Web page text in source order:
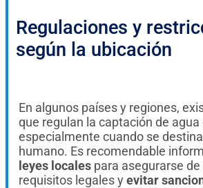
Regulaciones y
según la ubicación
En algunos países y regiones,
que regulan la captación de agua
especialmente cuando se
humano. Es recomendable
leyes locales para asegurarse
requisitos legales y evitar